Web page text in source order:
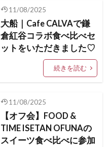
11/08/2025
大船｜Cafe CALVAで鎌
倉紅谷コラボ食べ比べセ
ットをいただきました♡
続きを読む
11/08/2025
【オフ会】FOOD &
TIME ISETAN OFUNAの
スイーツ食べ比べに参加